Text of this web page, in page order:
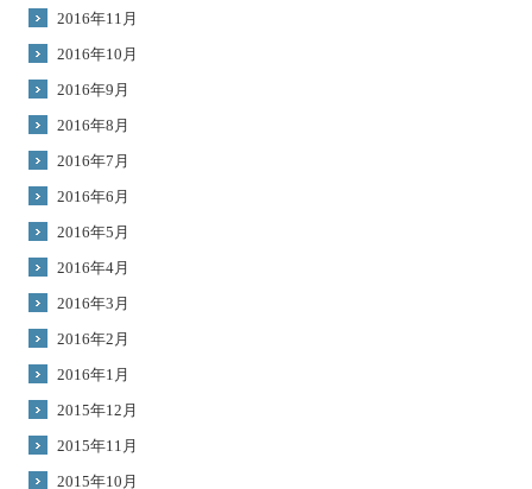
2016年11月
2016年10月
2016年9月
2016年8月
2016年7月
2016年6月
2016年5月
2016年4月
2016年3月
2016年2月
2016年1月
2015年12月
2015年11月
2015年10月